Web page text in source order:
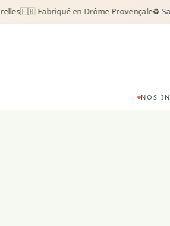
🇫🇷 Fabriqué en Drôme Provençale♻️
NOS